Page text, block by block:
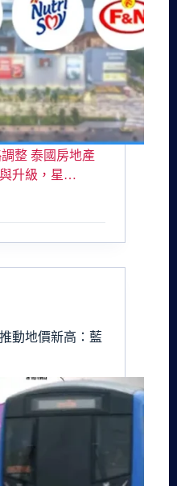
調整 泰國房地產
升級，星…
動地價新高：藍